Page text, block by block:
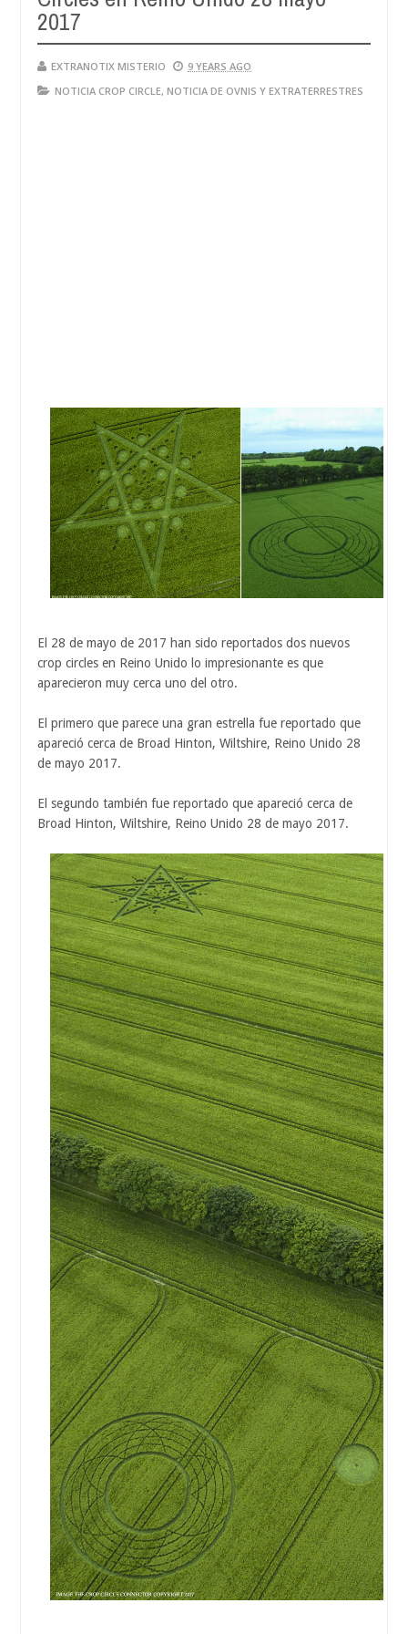
2017
EXTRANOTIX MISTERIO
9 YEARS AGO
NOTICIA CROP CIRCLE, NOTICIA DE OVNIS Y EXTRATERRESTRES
El 28 de mayo de 2017 han sido reportados dos nuevos
crop circles en Reino Unido lo impresionante es que
aparecieron muy cerca uno del otro.
El primero que parece una gran estrella fue reportado que
apareció cerca de Broad Hinton, Wiltshire, Reino Unido 28
de mayo 2017.
El segundo también fue reportado que apareció cerca de
Broad Hinton, Wiltshire, Reino Unido 28 de mayo 2017.